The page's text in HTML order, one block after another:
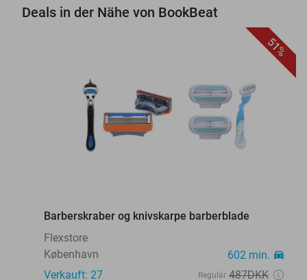
Deals in der Nähe von BookBeat
51%
Barberskraber og knivskarpe barberblade
Flexstore
København
602 min. directions_car
Verkauft: 27 Regulär 487DKK